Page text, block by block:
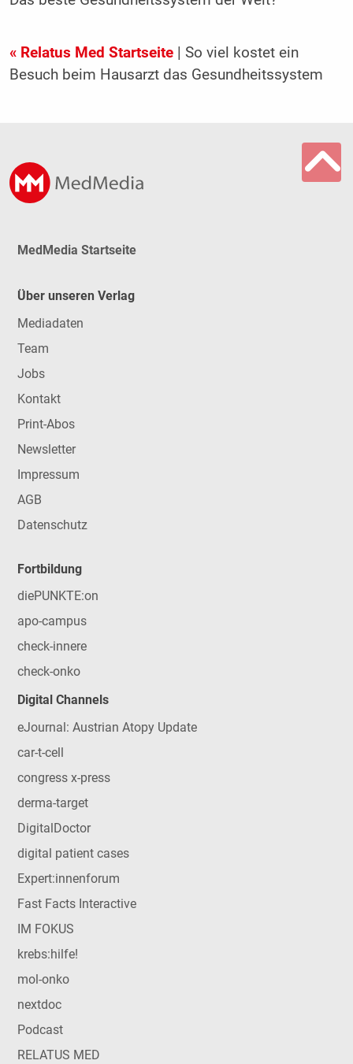
« Relatus Med Startseite| So viel kostet ein
Besuch beim Hausarzt das Gesundheitssystem
MedMedia Startseite
Über unseren Verlag
Mediadaten
Team
Jobs
Kontakt
Print-Abos
Newsletter
Impressum
AGB
Datenschutz
Fortbildung
diePUNKTE:on
apo-campus
check-innere
check-onko
Digital Channels
eJournal: Austrian Atopy Update
car-t-cell
congress x-press
derma-target
DigitalDoctor
digital patient cases
Expert:innenforum
Fast Facts Interactive
IM FOKUS
krebs:hilfe!
mol-onko
nextdoc
Podcast
RELATUS MED